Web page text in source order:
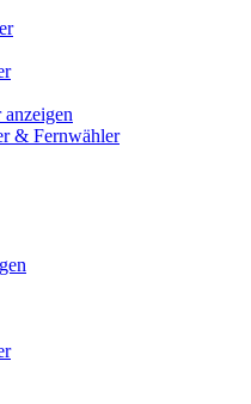
& Fernwähler